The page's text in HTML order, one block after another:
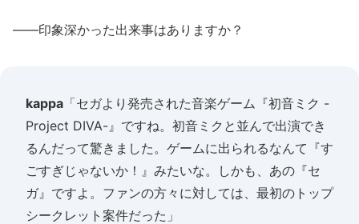
――印象深かった出来事はありますか？
kappa 「セガより発売された音楽ゲーム『初音ミク -
Project DIVA-』ですね。初音ミクと並んで出演でき
るんだって驚きました。ゲームに出られるなんて『す
ごすぎじゃないか！』みたいな。しかも、あの『セ
ガ』ですよ。ファンの方々に対しては、最初のトップ
シークレット案件だった」